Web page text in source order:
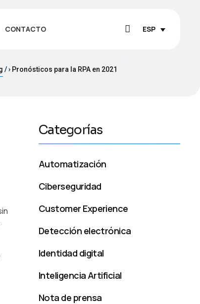
CONTACTO ESP
› Pronósticos para la RPA en 2021
Categorías
Automatización
Ciberseguridad
Customer Experience
Detección electrónica
Identidad digital
Inteligencia Artificial
Nota de prensa